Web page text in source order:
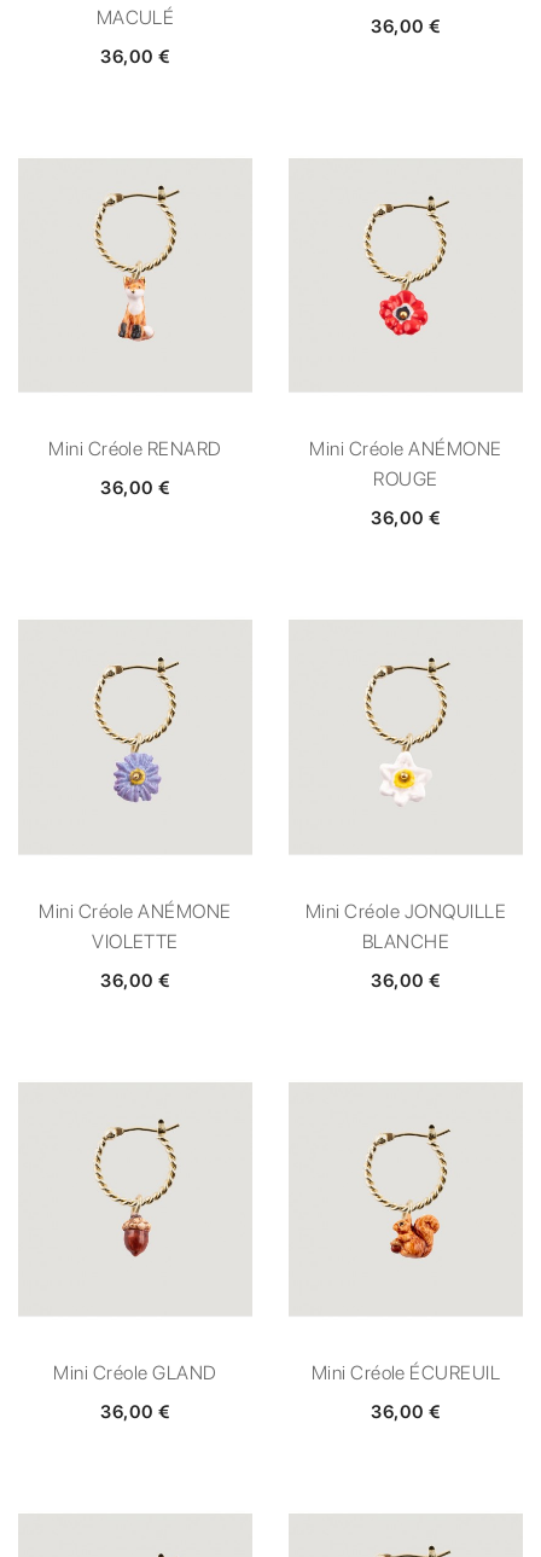
MACULÉ
36,00 €
36,00 €
Mini Créole RENARD
36,00 €
Mini Créole ANÉMONE
ROUGE
36,00 €
Mini Créole ANÉMONE
VIOLETTE
36,00 €
Mini Créole JONQUILLE
BLANCHE
36,00 €
Mini Créole GLAND
36,00 €
Mini Créole ÉCUREUIL
36,00 €